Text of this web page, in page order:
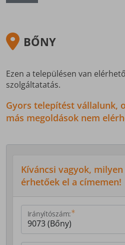
BŐNY
Ezen a településen van
szolgáltatatás.
Gyors telepítést vállalunk,
más megoldások nem
Kíváncsi vagyok,
érhetőek el a címemen!
Irányítószám: